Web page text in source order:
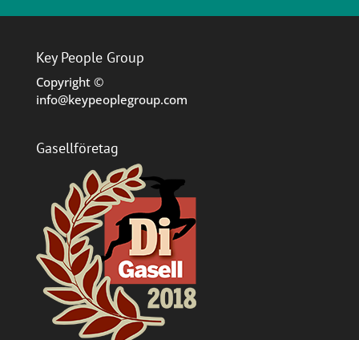
Key People Group
Copyright ©
info@keypeoplegroup.com
Gasellföretag